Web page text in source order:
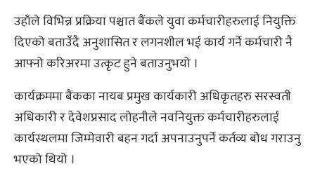
उहाँले विभिन्न प्रक्रिया पश्चात बैंकले युवा कर्मचारीहरुलाई नियुक्ति
दिएको बताउँदै अनुशासित र लगनशील भई कार्य गर्ने कर्मचारी नै
आफ्नो करिअरमा उत्कृट हुने बताउनुभयो ।
कार्यक्रममा बैंकका नायब प्रमुख कार्यकारी अधिकृतहरु सरस्वती
अधिकारी र देवेशप्रसाद लोहनीले नवनियुक्त कर्मचारीहरुलाई
कार्यस्थलमा जिम्मेवारी बहन गर्दा अपनाउनुपर्ने कर्तव्य बोध गराउनु
भएको थियो ।